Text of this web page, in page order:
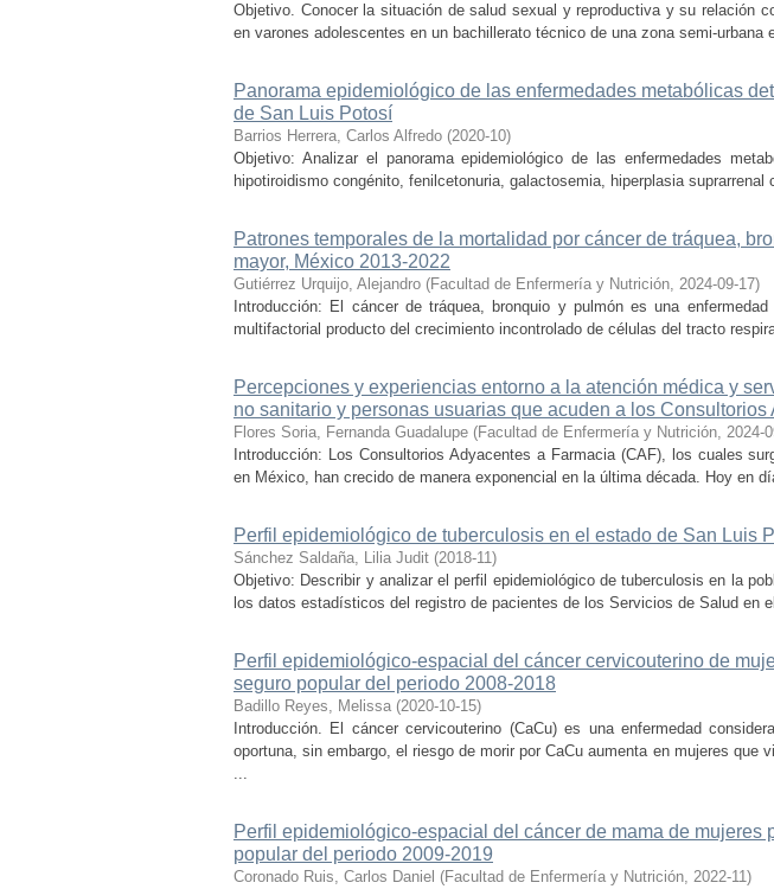
Objetivo. Conocer la situación de salud sexual y reproductiva y su relación
en varones adolescentes en un bachillerato técnico de una zona semi-urbana
Panorama epidemiológico de las enfermedades metabólicas
de San Luis Potosí
Barrios Herrera, Carlos Alfredo (2020-10)
Objetivo: Analizar el panorama epidemiológico de las enfermedades
hipotiroidismo congénito, fenilcetonuria, galactosemia, hiperplasia
Patrones temporales de la mortalidad por cáncer de tráquea,
mayor, México 2013-2022
Gutiérrez Urquijo, Alejandro (Facultad de Enfermería y Nutrición, 2024-09-17)
Introducción: El cáncer de tráquea, bronquio y pulmón es una
multifactorial producto del crecimiento incontrolado de células del tracto
Percepciones y experiencias entorno a la atención médica y
no sanitario y personas usuarias que acuden a los
Flores Soria, Fernanda Guadalupe (Facultad de Enfermería y Nutrición, 2024-
Introducción: Los Consultorios Adyacentes a Farmacia (CAF), los cuales
en México, han crecido de manera exponencial en la última década. Hoy en
Perfil epidemiológico de tuberculosis en el estado de San Luis
Sánchez Saldaña, Lilia Judit (2018-11)
Objetivo: Describir y analizar el perfil epidemiológico de tuberculosis en la
los datos estadísticos del registro de pacientes de los Servicios de Salud en
Perfil epidemiológico-espacial del cáncer cervicouterino de
seguro popular del periodo 2008-2018
Badillo Reyes, Melissa (2020-10-15)
Introducción. El cáncer cervicouterino (CaCu) es una enfermedad
oportuna, sin embargo, el riesgo de morir por CaCu aumenta en mujeres que
...
Perfil epidemiológico-espacial del cáncer de mama de mujeres
popular del periodo 2009-2019
Coronado Ruis, Carlos Daniel (Facultad de Enfermería y Nutrición, 2022-11)